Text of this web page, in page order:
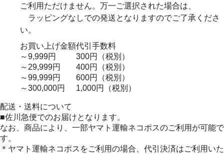
ご利用ただけません。万一ご選択された場合は、
ラッピングなしでの発送となりますのでご了承くださ
い。
お買い上げ金額代引手数料
～9,999円
300円（税別）
～29,999円
400円（税別）
～99,999円
600円（税別）
～300,000円
1,000円（税別）
配送・送料について
■佐川急便でのお届けとなります。
なお、商品により、一部ヤマト運輸ネコポスのご利用が可能で
す。
＊ヤマト運輸ネコポスをご利用の場合、代引決済はご利用いた